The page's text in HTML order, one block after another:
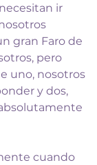
necesitan ir
gran Faro de
pero
uno, nosotros
y dos,
cuando